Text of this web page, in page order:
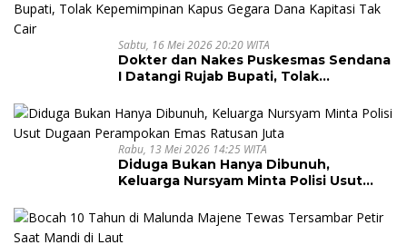
Sabtu, 16 Mei 2026 20:20 WITA
Dokter dan Nakes Puskesmas Sendana
I Datangi Rujab Bupati, Tolak
Kapitasi Tak Cair
Rabu, 13 Mei 2026 14:25 WITA
Diduga Bukan Hanya Dibunuh,
Keluarga Nursyam Minta Polisi Usut
Juta